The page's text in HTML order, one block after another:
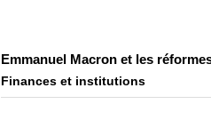
Emmanuel Macron et les
Finances et institutions